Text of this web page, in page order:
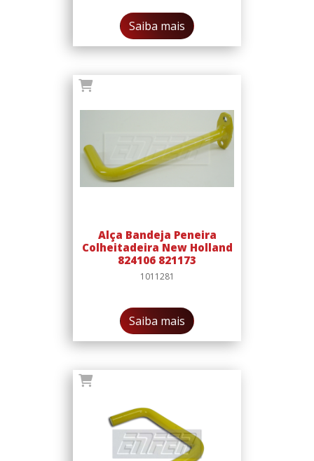
Saiba mais
Alça Bandeja Peneira
Colheitadeira New Holland
824106 821173
1011281
Saiba mais